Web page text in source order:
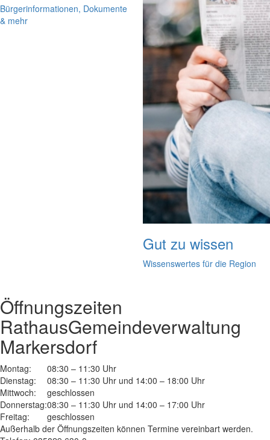
Bürgerinformationen, Dokumente
& mehr
Gut zu wissen
Wissenswertes für die Region
Öffnungszeiten
RathausGemeindeverwaltung
Markersdorf
Montag:
08:30 – 11:30 Uhr
Dienstag:
08:30 – 11:30 Uhr und 14:00 – 18:00 Uhr
Mittwoch:
geschlossen
Donnerstag:08:30 – 11:30 Uhr und 14:00 – 17:00 Uhr
Freitag:
geschlossen
Außerhalb der Öffnungszeiten können Termine vereinbart werden.